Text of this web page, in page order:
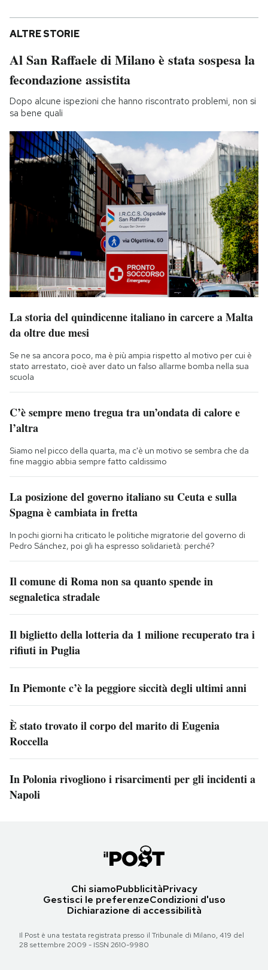
ALTRE STORIE
Al San Raffaele di Milano è stata sospesa la
fecondazione assistita
Dopo alcune ispezioni che hanno riscontrato problemi, non si
sa bene quali
La storia del quindicenne italiano in carcere a Malta
da oltre due mesi
Se ne sa ancora poco, ma è più ampia rispetto al motivo per cui è
stato arrestato, cioè aver dato un falso allarme bomba nella sua
scuola
C’è sempre meno tregua tra un’ondata di calore e
l’altra
Siamo nel picco della quarta, ma c'è un motivo se sembra che da
fine maggio abbia sempre fatto caldissimo
La posizione del governo italiano su Ceuta e sulla
Spagna è cambiata in fretta
In pochi giorni ha criticato le politiche migratorie del governo di
Pedro Sánchez, poi gli ha espresso solidarietà: perché?
Il comune di Roma non sa quanto spende in
segnaletica stradale
Il biglietto della lotteria da 1 milione recuperato tra i
rifiuti in Puglia
In Piemonte c’è la peggiore siccità degli ultimi anni
È stato trovato il corpo del marito di Eugenia
Roccella
In Polonia rivogliono i risarcimenti per gli incidenti a
Napoli
Chi siamoPubblicitàPrivacy
Gestisci le preferenzeCondizioni d'uso
Dichiarazione di accessibilità
Il Post è una testata registrata presso il Tribunale di Milano, 419 del
28 settembre 2009 - ISSN 2610-9980